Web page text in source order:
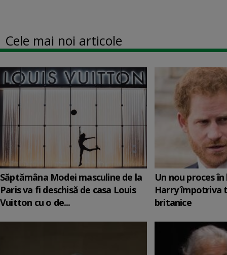
Cele mai noi articole
Săptămâna Modei masculine de la
Paris va fi deschisă de casa Louis
Vuitton cu o de...
Un nou proces
Harry împotriva
britanice